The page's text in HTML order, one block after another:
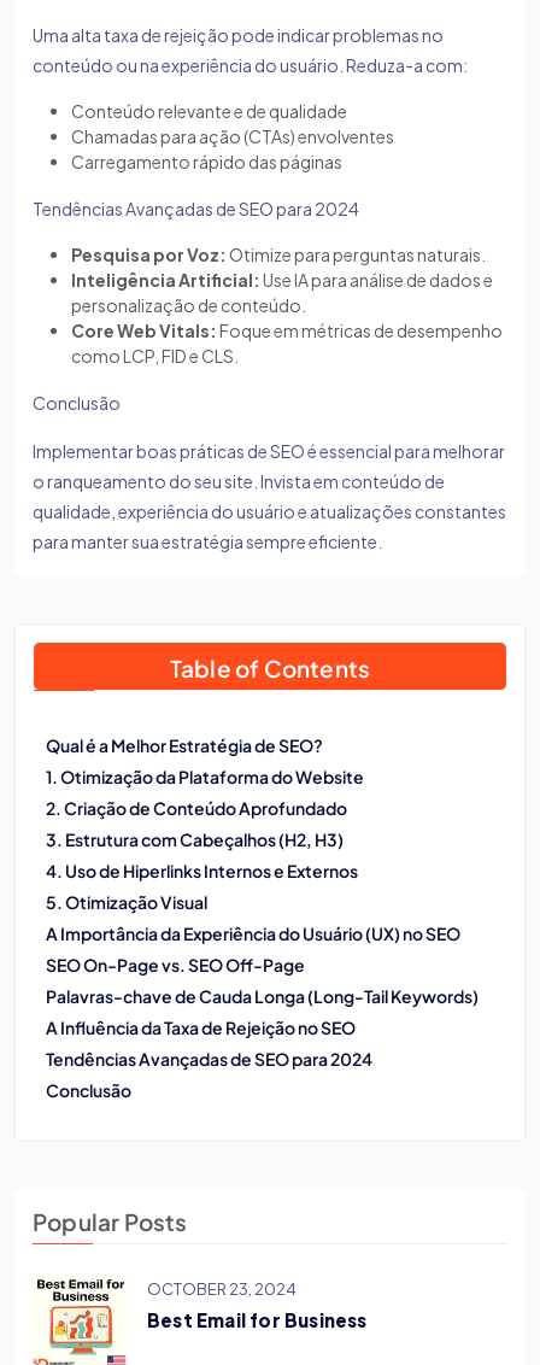
Uma alta taxa de rejeição pode indicar problemas no
conteúdo ou na experiência do usuário. Reduza-a com:
Conteúdo relevante e de qualidade
Chamadas para ação (CTAs) envolventes
Carregamento rápido das páginas
Tendências Avançadas de SEO para 2024
Pesquisa por Voz: Otimize para perguntas naturais.
Inteligência Artificial: Use IA para análise de dados e
personalização de conteúdo.
Core Web Vitals: Foque em métricas de desempenho
como LCP, FID e CLS.
Conclusão
Implementar boas práticas de SEO é essencial para melhorar
o ranqueamento do seu site. Invista em conteúdo de
qualidade, experiência do usuário e atualizações constantes
para manter sua estratégia sempre eficiente.
Table of Contents
Qual é a Melhor Estratégia de SEO?
1. Otimização da Plataforma do Website
2. Criação de Conteúdo Aprofundado
3. Estrutura com Cabeçalhos (H2, H3)
4. Uso de Hiperlinks Internos e Externos
5. Otimização Visual
A Importância da Experiência do Usuário (UX) no SEO
SEO On-Page vs. SEO Off-Page
Palavras-chave de Cauda Longa (Long-Tail Keywords)
A Influência da Taxa de Rejeição no SEO
Tendências Avançadas de SEO para 2024
Conclusão
Popular Posts
OCTOBER 23, 2024
Best Email for Business